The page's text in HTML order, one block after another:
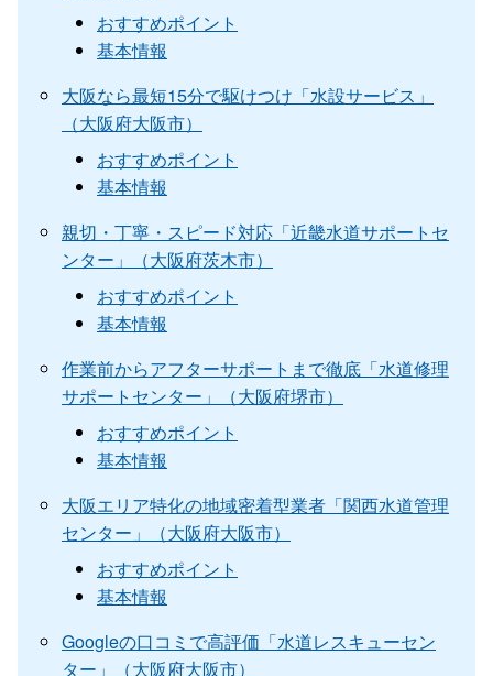
おすすめポイント
基本情報
大阪なら最短15分で駆けつけ「水設サービス」
（大阪府大阪市）
おすすめポイント
基本情報
親切・丁寧・スピード対応「近畿水道サポートセ
ンター」（大阪府茨木市）
おすすめポイント
基本情報
作業前からアフターサポートまで徹底「水道修理
サポートセンター」（大阪府堺市）
おすすめポイント
基本情報
大阪エリア特化の地域密着型業者「関西水道管理
センター」（大阪府大阪市）
おすすめポイント
基本情報
Googleの口コミで高評価「水道レスキューセン
ター」（大阪府大阪市）